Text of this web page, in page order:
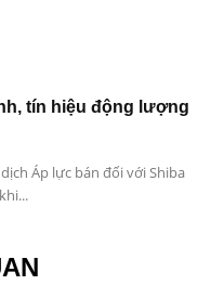
tín hiệu động lượng
Áp lực bán đối với Shiba